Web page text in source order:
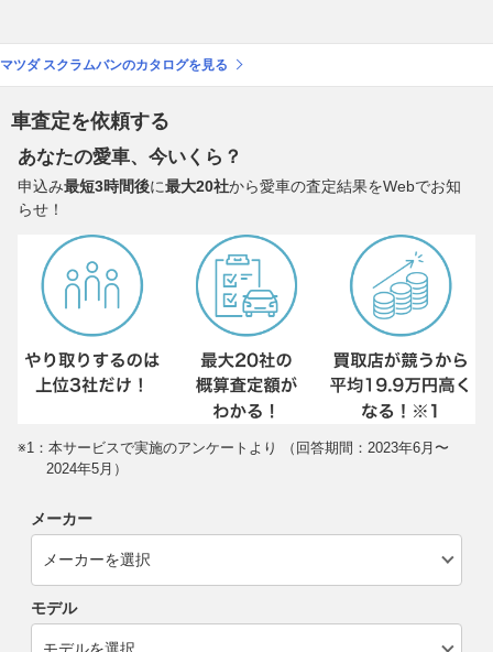
マツダ スクラムバンのカタログを見る
車査定を依頼する
あなたの愛車、今いくら？
申込み最短3時間後に最大20社から愛車の査定結果をWebでお知
らせ！
※1：本サービスで実施のアンケートより （回答期間：2023年6月〜
2024年5月）
メーカー
モデル